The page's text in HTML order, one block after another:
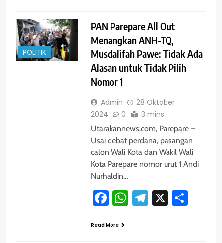
POLITIK
PAN Parepare All Out
Menangkan ANH-TQ,
Musdalifah Pawe: Tidak Ada
Alasan untuk Tidak Pilih
Nomor 1
Admin
28 Oktober
2024
0 3 mins
Utarakannews.com, Parepare –
Usai debat perdana, pasangan
calon Wali Kota dan Wakil Wali
Kota Parepare nomor urut 1 Andi
Nurhaldin…
Facebook
WhatsApp
Telegram
X
Read More